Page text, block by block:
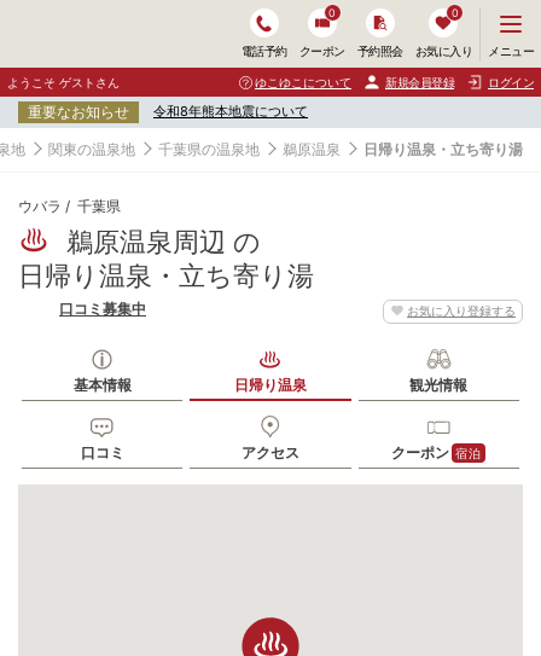
電話予約 クーポン
0
予約照会 お気に入り
0
ニ
ュ
ー
開
く
メニュー
ようこそ ゲストさん ゆこゆこについて 新規会員登録 ログイン
重要なお知らせ 令和8年熊本地震について
地 関東の温泉地 千葉県の温泉地 鵜原温泉 日帰り温泉・立ち寄り湯
ウバラ 千葉県
鵜原温泉周辺 の
日帰り温泉・立ち寄り湯
お気に入り登録する
口コミ募集中
基本情報 日帰り温泉 観光情報
口コミ アクセス クーポン 宿泊